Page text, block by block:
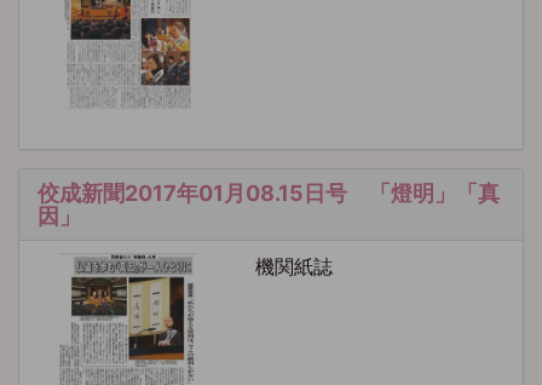
佼成新聞2017年01月08.15日号 「燈明」「真
因」
機関紙誌